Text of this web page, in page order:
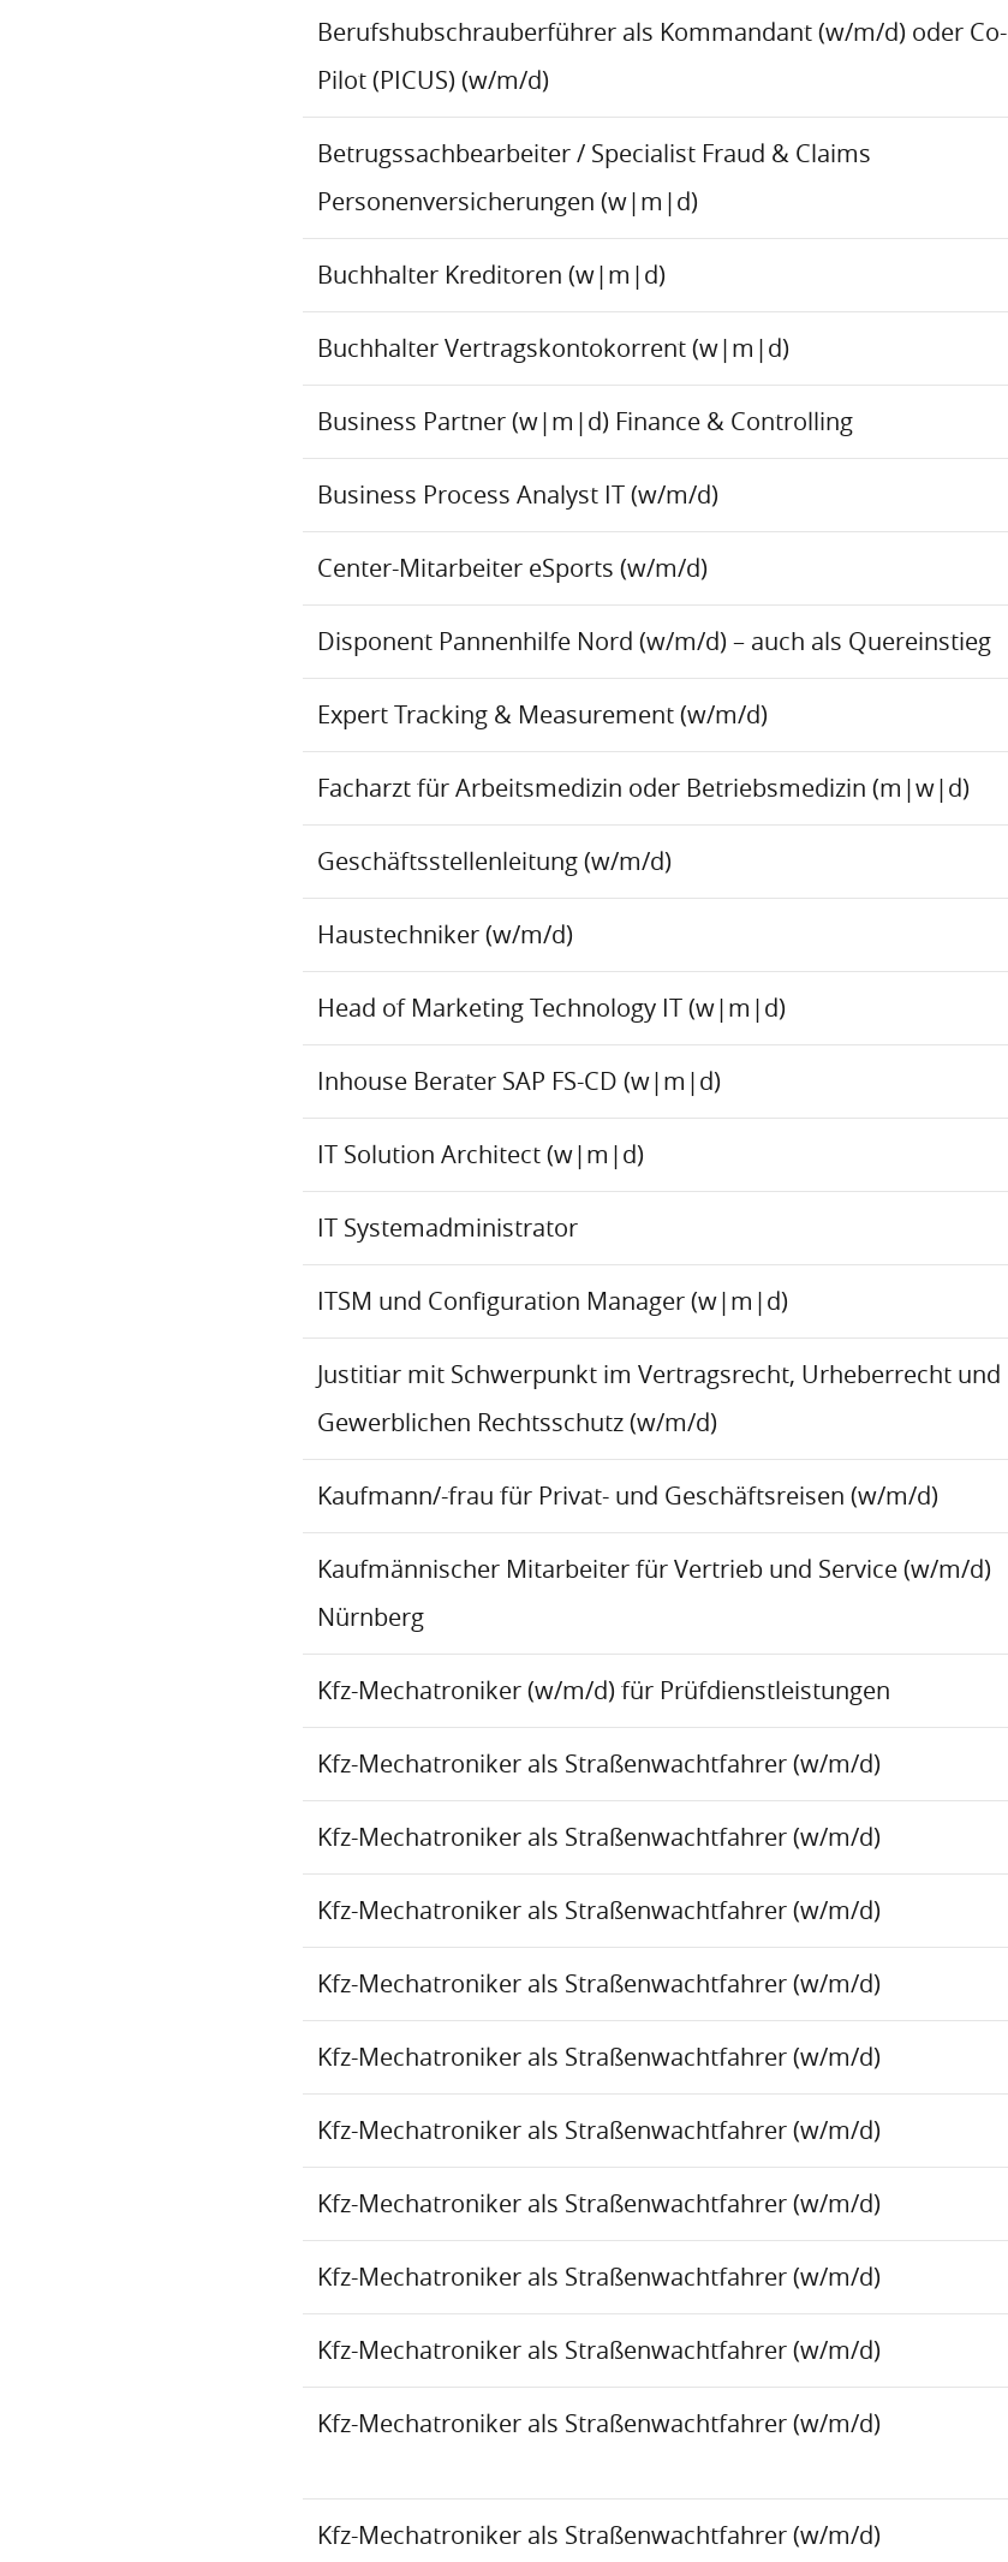
Berufshubschrauberführer als Kommandant (w/m/d) oder Co-
Pilot (PICUS) (w/m/d)
Betrugssachbearbeiter / Specialist Fraud & Claims
Personenversicherungen (w|m|d)
Buchhalter Kreditoren (w|m|d)
Buchhalter Vertragskontokorrent (w|m|d)
Business Partner (w|m|d) Finance & Controlling
Business Process Analyst IT (w/m/d)
Center-Mitarbeiter eSports (w/m/d)
Disponent Pannenhilfe Nord (w/m/d) – auch als Quereinstieg
Expert Tracking & Measurement (w/m/d)
Facharzt für Arbeitsmedizin oder Betriebsmedizin (m|w|d)
Geschäftsstellenleitung (w/m/d)
Haustechniker (w/m/d)
Head of Marketing Technology IT (w|m|d)
Inhouse Berater SAP FS-CD (w|m|d)
IT Solution Architect (w|m|d)
IT Systemadministrator
ITSM und Configuration Manager (w|m|d)
Justitiar mit Schwerpunkt im Vertragsrecht, Urheberrecht und
Gewerblichen Rechtsschutz (w/m/d)
Kaufmann/-frau für Privat- und Geschäftsreisen (w/m/d)
Kaufmännischer Mitarbeiter für Vertrieb und Service (w/m/d)
Nürnberg
Kfz-Mechatroniker (w/m/d) für Prüfdienstleistungen
Kfz-Mechatroniker als Straßenwachtfahrer (w/m/d)
Kfz-Mechatroniker als Straßenwachtfahrer (w/m/d)
Kfz-Mechatroniker als Straßenwachtfahrer (w/m/d)
Kfz-Mechatroniker als Straßenwachtfahrer (w/m/d)
Kfz-Mechatroniker als Straßenwachtfahrer (w/m/d)
Kfz-Mechatroniker als Straßenwachtfahrer (w/m/d)
Kfz-Mechatroniker als Straßenwachtfahrer (w/m/d)
Kfz-Mechatroniker als Straßenwachtfahrer (w/m/d)
Kfz-Mechatroniker als Straßenwachtfahrer (w/m/d)
Kfz-Mechatroniker als Straßenwachtfahrer (w/m/d)
Kfz-Mechatroniker als Straßenwachtfahrer (w/m/d)